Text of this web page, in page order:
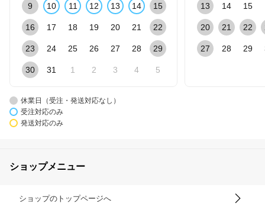
9 10 11 12 13 14 15
16 17 18 19 20 21 22
23 24 25 26 27 28 29
30 31 1 2 3 4 5
13 14 15
20 21 22
27 28 29
休業日（受注・発送対応なし）
受注対応のみ
発送対応のみ
ショップメニュー
ショップのトップページへ